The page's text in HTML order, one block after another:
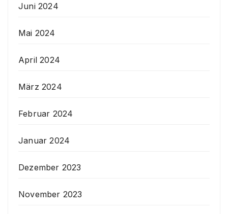
Juni 2024
Mai 2024
April 2024
März 2024
Februar 2024
Januar 2024
Dezember 2023
November 2023